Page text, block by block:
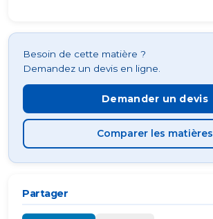
Besoin de cette matière ?
Demandez un devis en ligne.
Demander un devis
Comparer les matières
Partager